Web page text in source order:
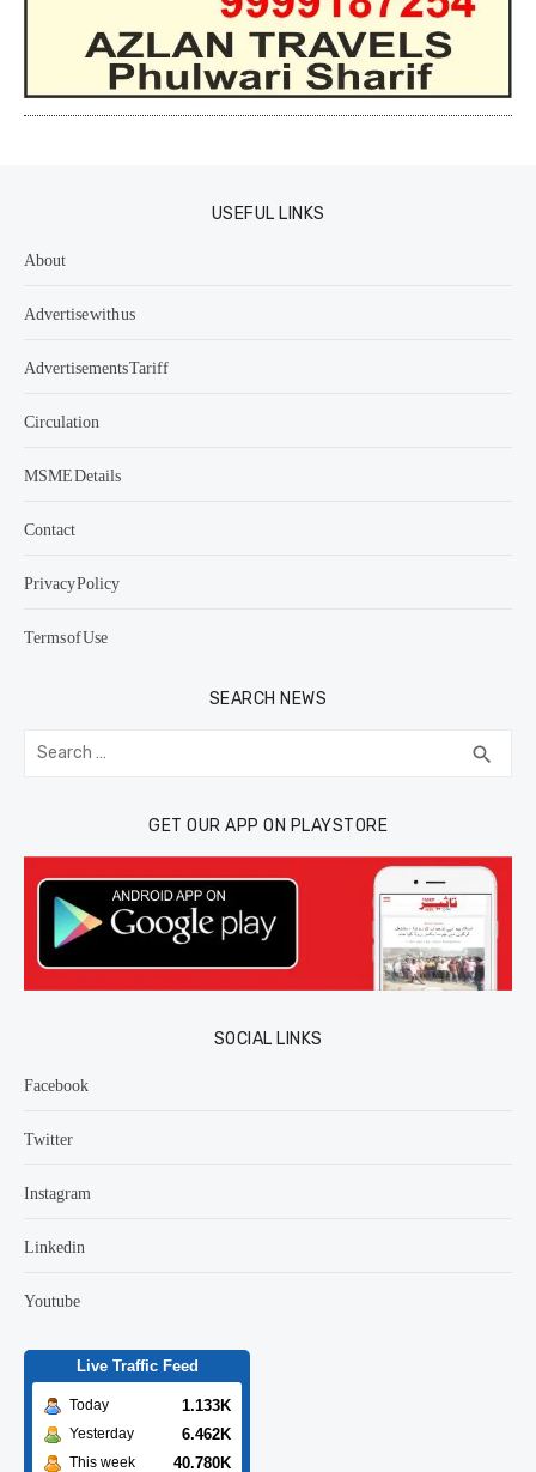
USEFUL LINKS
About
Advertise with us
Advertisements Tariff
Circulation
MSME Details
Contact
Privacy Policy
Terms of Use
SEARCH NEWS
Search
for: search
GET OUR APP ON PLAYSTORE
SOCIAL LINKS
Facebook
Twitter
Instagram
Linkedin
Youtube
Live Traffic Feed
Today 1.133K
Yesterday 6.462K
This week 40.780K